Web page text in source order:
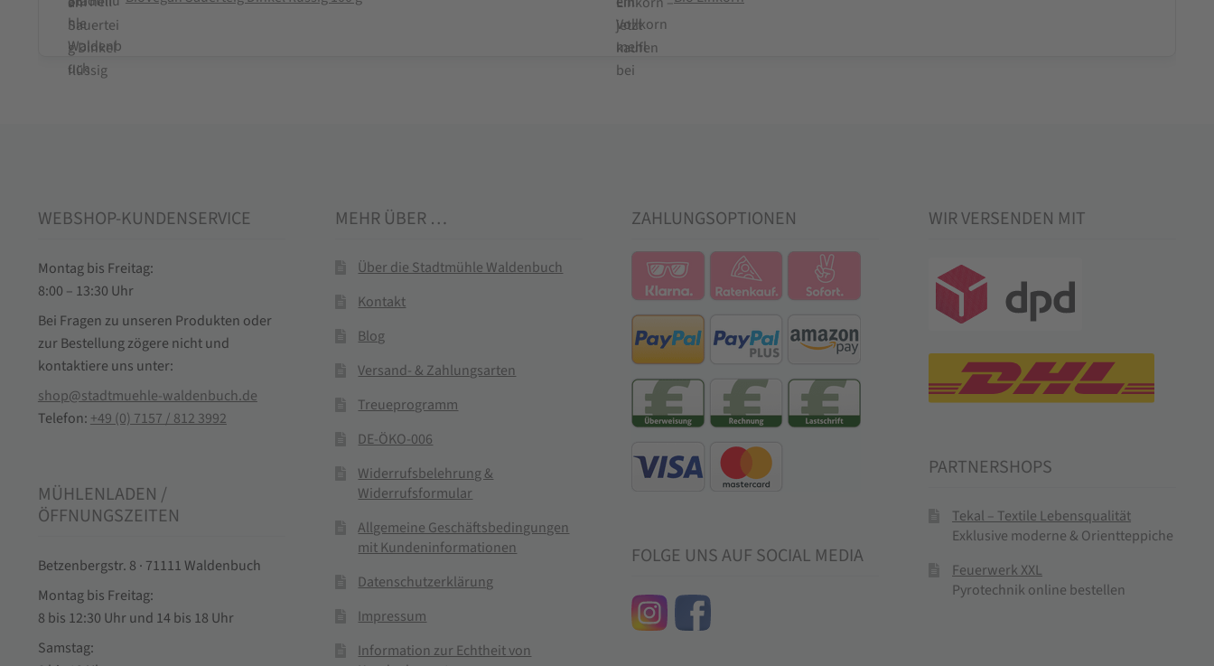
WEBSHOP-KUNDENSERVICE
Montag bis Freitag:
8:00 – 13:30 Uhr
Bei Fragen zu unseren Produkten oder
zur Bestellung zögere nicht und
kontaktiere uns unter:
shop@stadtmuehle-waldenbuch.de
Telefon: +49 (0) 7157 / 812 3992
MÜHLENLADEN /
ÖFFNUNGSZEITEN
Betzenbergstr. 8 · 71111 Waldenbuch
Montag bis Freitag:
8 bis 12:30 Uhr und 14 bis 18 Uhr
Samstag:
MEHR ÜBER …
Über die Stadtmühle Waldenbuch
Kontakt
Blog
Versand- & Zahlungsarten
Treueprogramm
DE-ÖKO-006
Widerrufsbelehrung &
Widerrufsformular
Allgemeine Geschäftsbedingungen
mit Kundeninformationen
Datenschutzerklärung
Impressum
Information zur Echtheit von
ZAHLUNGSOPTIONEN
FOLGE UNS AUF SOCIAL MEDIA
WIR VERSENDEN MIT
PARTNERSHOPS
Tekal – Textile Lebensqualität
Exklusive moderne & Orientteppiche
Feuerwerk XXL
Pyrotechnik online bestellen